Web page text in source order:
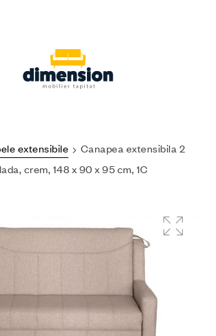
extensibile
Canapea extensibila 2
crem, 148 x 90 x 95 cm, 1C